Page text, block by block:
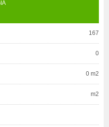
167
0
0 m2
m2